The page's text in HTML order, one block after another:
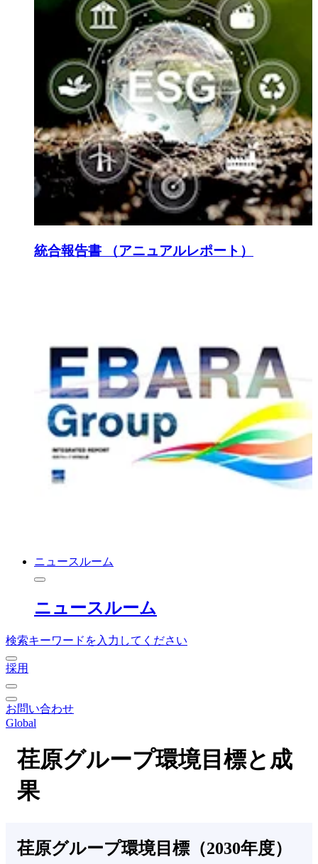
統合報告書 （アニュアルレポート）
ニュースルーム
ニュースルーム
検索キーワードを入力してください
採用
お問い合わせ
Global
荏原グループ環境目標と成
果
荏原グループ環境目標（2030年度）